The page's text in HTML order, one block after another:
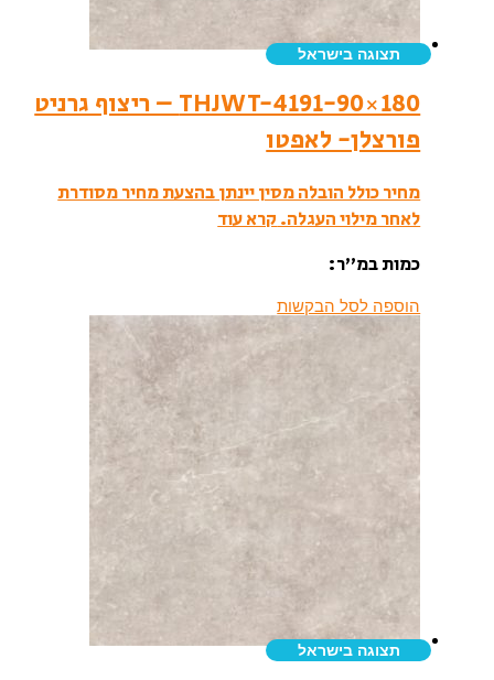
תצוגה בישראל
THJWT-4191-90×180 – ריצוף גרניט
פורצלן- לאפטו
מחיר כולל הובלה מסין יינתן בהצעת מחיר מסודרת
לאחר מילוי העגלה. קרא עוד
כמות במ”ר:
הוספה לסל הבקשות
תצוגה בישראל